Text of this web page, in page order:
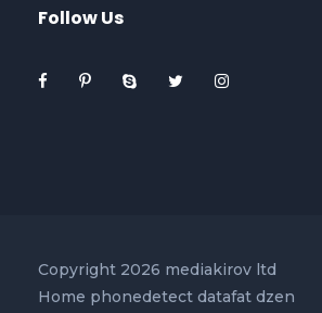
Follow Us
Copyright 2026 mediakirov ltd
Home phonedetect datafat dzen